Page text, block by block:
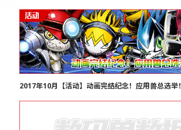
2017年10月【活动】动画完结纪念！应用兽总选举！